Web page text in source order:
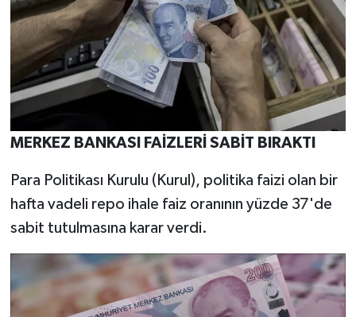
MERKEZ BANKASI FAİZLERİ SABİT BIRAKTI
Para Politikası Kurulu (Kurul), politika faizi olan bir
hafta vadeli repo ihale faiz oranının yüzde 37'de
sabit tutulmasına karar verdi.